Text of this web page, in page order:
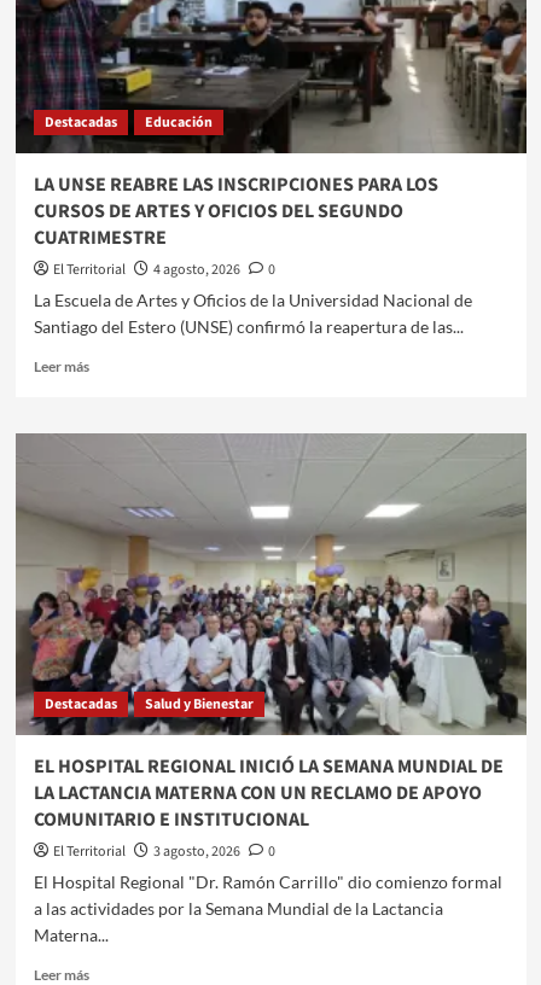
LA
JERARQUIZACIÓN
Y
TITULARIZACIÓN
DOCENTE
Destacadas Educación
LA UNSE REABRE LAS INSCRIPCIONES PARA LOS
CURSOS DE ARTES Y OFICIOS DEL SEGUNDO
CUATRIMESTRE
El Territorial 4 agosto, 2026
0
​La Escuela de Artes y Oficios de la Universidad Nacional de
Santiago del Estero (UNSE) confirmó la reapertura de las...
Leer másLeer
LA
INSCRIPCIONES
PARA
LOS
CURSOS
DE
ARTES
Y
OFICIOS
DEL
SEGUNDO
Destacadas Salud y Bienestar
EL HOSPITAL REGIONAL INICIÓ LA SEMANA MUNDIAL DE
LA LACTANCIA MATERNA CON UN RECLAMO DE APOYO
COMUNITARIO E INSTITUCIONAL
El Territorial 3 agosto, 2026
0
​​El Hospital Regional "Dr. Ramón Carrillo" dio comienzo formal
a las actividades por la Semana Mundial de la Lactancia
Materna...
Leer másLeer